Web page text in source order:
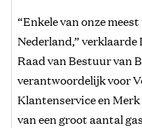
“Enkele van onze
Nederland,”
Raad van Bestuur van
verantwoordelijk voor
Klantenservice en
van een groot aantal